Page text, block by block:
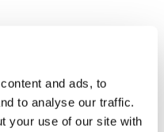
and ads, to
to analyse our traffic.
your use of our site with
2025